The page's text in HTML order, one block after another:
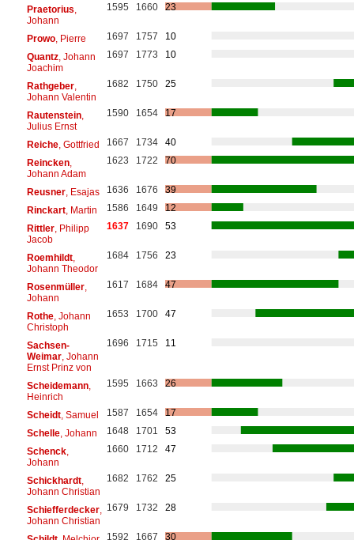
Praetorius
Johann
1595 1660 23
Prowo, Pierre 1697 1757
10
Quantz, Johann
Joachim
1697 1773 10
Rathgeber,
Johann Valentin
1682 1750 25
Rautenstein,
Julius Ernst
1590 1654 17
Reiche, Gottfried 1667 1734
40
Reincken,
Johann Adam
1623 1722 70
Reusner, Esajas 1636 1676
39
Rinckart, Martin 1586 1649
12
Rittler, Philipp
Jacob
1637 1690 53
Roemhildt,
Johann Theodor
1684 1756 23
Rosenmüller,
Johann
1617 1684 47
Rothe, Johann
Christoph
1653 1700 47
Sachsen-
Weimar, Johann
Ernst Prinz von
1696 1715 11
Scheidemann,
Heinrich
1595 1663 26
Scheidt, Samuel 1587 1654
17
Schelle, Johann 1648 1701
53
Schenck,
Johann
1660 1712 47
Schickhardt,
Johann Christian
1682 1762 25
Schiefferdecker,
Johann Christian
1679 1732 28
1592 1667
30